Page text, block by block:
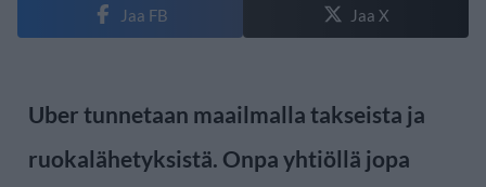
Jaa FB Jaa X
Uber tunnetaan maailmalla takseista ja
ruokalähetyksistä. Onpa yhtiöllä jopa